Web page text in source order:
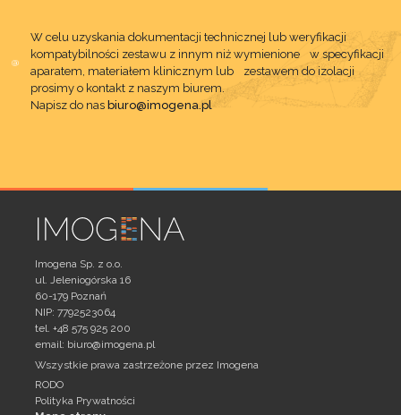
W celu uzyskania dokumentacji technicznej lub weryfikacji
kompatybilności zestawu z innym niż wymienione w specyfikacji
aparatem, materiałem klinicznym lub zestawem do izolacji
prosimy o kontakt z naszym biurem.
Napisz do nas biuro@imogena.pl
Imogena Sp. z o.o.
ul. Jeleniogórska 16
60-179 Poznań
NIP: 7792523064
tel. +48 575 925 200
email: biuro@imogena.pl
Wszystkie prawa zastrzeżone przez Imogena
RODO
Polityka Prywatności